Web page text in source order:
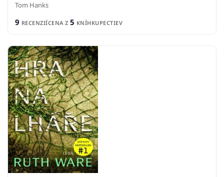
Tom Hanks
9 RECENZIÍCENA Z 5 KNÍHKUPECTIEV